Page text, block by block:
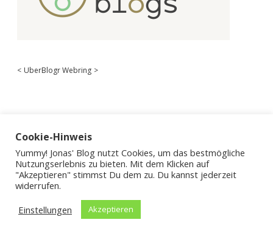
< UberBlogr Webring >
Cookie-Hinweis
Yummy! Jonas' Blog nutzt Cookies, um das bestmögliche
Nutzungserlebnis zu bieten. Mit dem Klicken auf
"Akzeptieren" stimmst Du dem zu. Du kannst jederzeit
widerrufen.
Einstellungen
Akzeptieren